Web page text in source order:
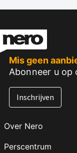
Mis geen
Abonneer u op
Inschrijven
Over Nero
Perscentrum